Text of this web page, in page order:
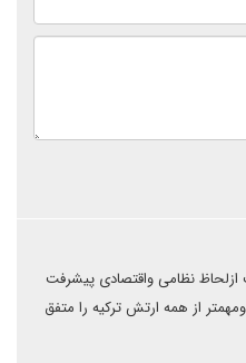
نظامی واقتصادی پیشرفت
از همه ارتش ترکیه را متفق